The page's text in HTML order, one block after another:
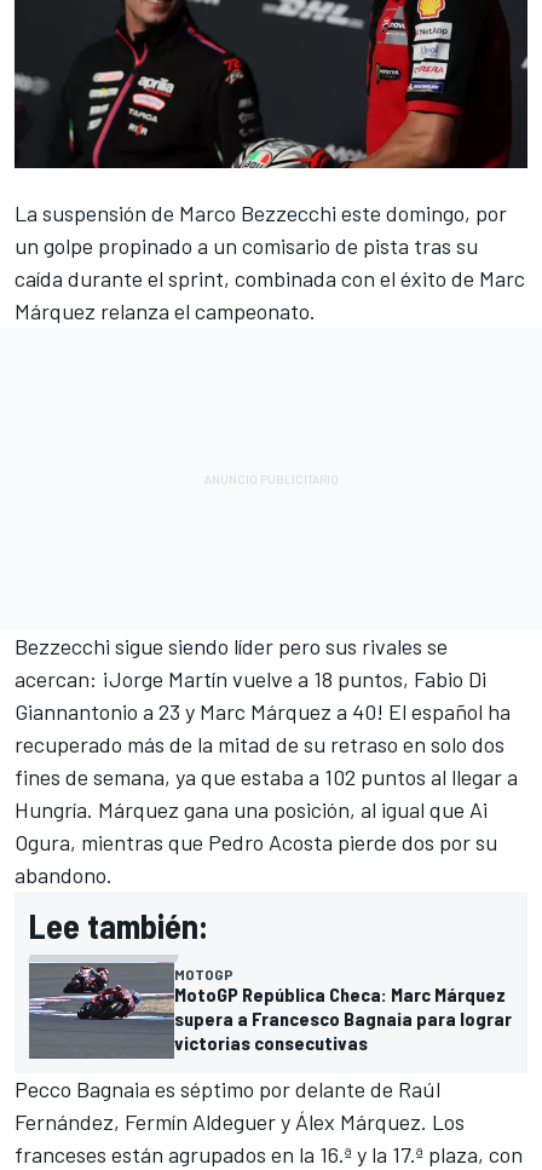
La suspensión de Marco Bezzecchi este domingo, por
un golpe propinado a un comisario de pista tras su
caída durante el sprint, combinada con el éxito de Marc
Márquez relanza el campeonato.
Bezzecchi sigue siendo líder pero sus rivales se
acercan: ¡Jorge Martín vuelve a 18 puntos, Fabio Di
Giannantonio a 23 y Marc Márquez a 40! El español ha
recuperado más de la mitad de su retraso en solo dos
fines de semana, ya que estaba a 102 puntos al llegar a
Hungría. Márquez gana una posición, al igual que Ai
Ogura, mientras que Pedro Acosta pierde dos por su
abandono.
Lee también:
MOTOGP
MotoGP República Checa: Marc Márquez
supera a Francesco Bagnaia para lograr
victorias consecutivas
Pecco Bagnaia es séptimo por delante de Raúl
Fernández, Fermín Aldeguer y Álex Márquez. Los
franceses están agrupados en la 16.ª y la 17.ª plaza, con